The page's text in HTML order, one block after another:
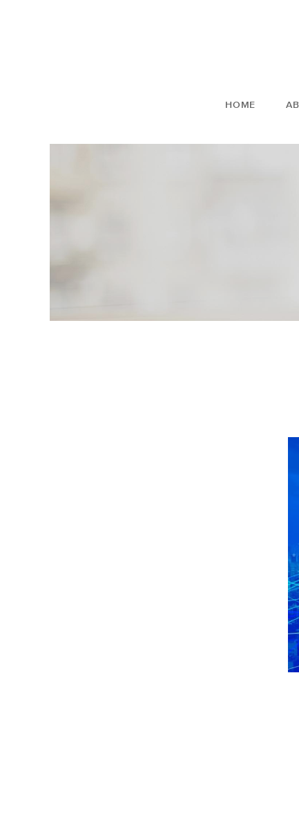
HOME